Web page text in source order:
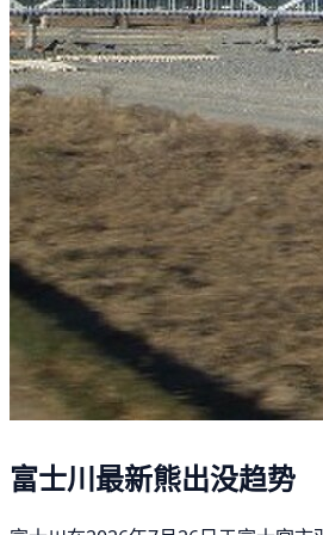
富士川最新熊出没趋势